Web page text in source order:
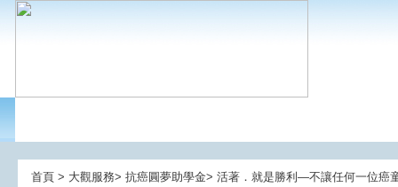
首頁 > 大觀服務> 抗癌圓夢助學金> 活著．就是勝利—不讓任何一位癌